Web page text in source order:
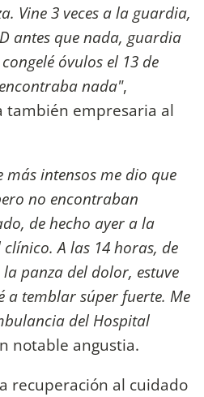
Vine 3 veces a la guardia,
antes que nada, guardia
óvulos el 13 de
nada",
también empresaria al
más intensos me dio que
no encontraban
de hecho ayer a la
A las 14 horas, de
panza del dolor, estuve
a temblar súper fuerte. Me
del Hospital
notable angustia.
recuperación al cuidado